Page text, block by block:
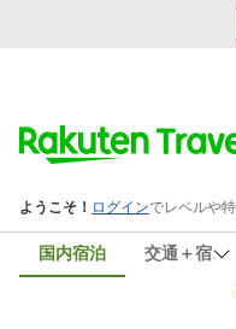
国内宿泊 交通＋宿